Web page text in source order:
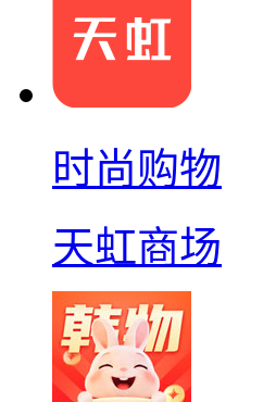
时尚购物
天虹商场